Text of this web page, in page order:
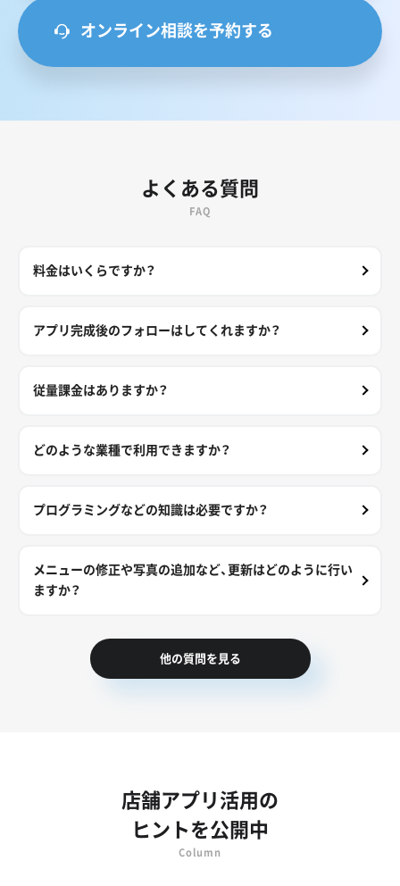
オンライン相談を予約する
よくある質問
FAQ
料金はいくらですか？
アプリ完成後のフォローはしてくれますか？
従量課金はありますか？
どのような業種で利用できますか？
プログラミングなどの知識は必要ですか？
メニューの修正や写真の追加など、更新はどのように行い
ますか？
他の質問を見る
店舗アプリ活用の
ヒントを公開中
Column